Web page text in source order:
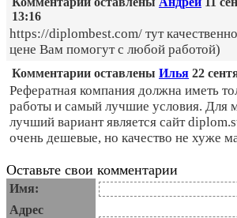
13:16
https://diplombest.com/ тут
цене Вам помогут с любой работой)
Комментарии оставлены Илья 22
Рефератная компания должна иметь
работы и самый лучшие условия. Для
лучший вариант является сайт
очень дешевые, но качество не хуже
Оставьте свои комментарии
Имя:
Адрес